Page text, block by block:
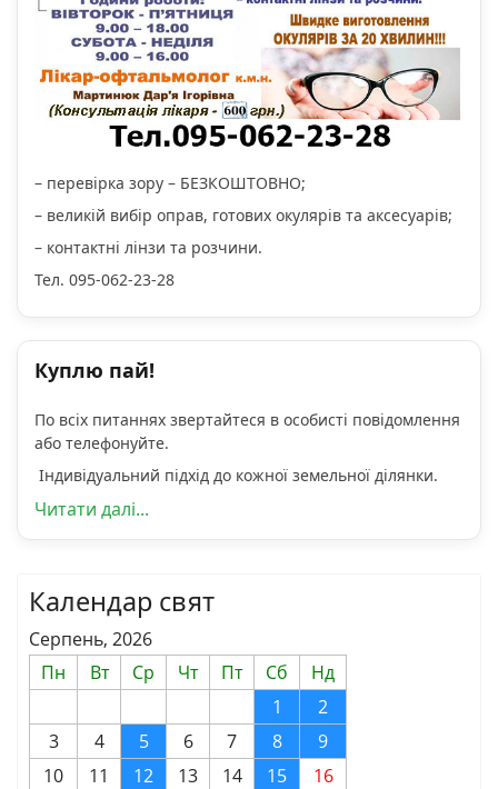
– перевірка зору – БЕЗКОШТОВНО;
– великій вибір оправ, готових окулярів та аксесуарів;
– контактні лінзи та розчини.
Тел. 095-062-23-28
Куплю пай!
По всіх питаннях звертайтеся в особисті повідомлення
або телефонуйте.
Індивідуальний підхід до кожної земельної ділянки.
Читати далі...
Календар свят
Серпень, 2026
Пн
Вт Ср Чт Пт Сб
Нд
1
2
3
4 5 6 7 8
9
10
11 12 13 14 15
16